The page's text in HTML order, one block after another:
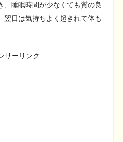
、睡眠時間が少なくても質の良
翌日は気持ちよく起きれて体も
サーリンク